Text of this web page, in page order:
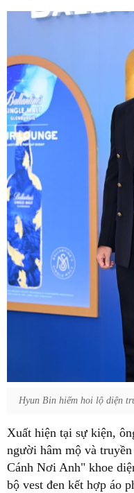
Hyun Bin hiếm hoi lộ diện
Xuất hiện tại sự kiện,
người hâm mộ và
Cánh Nơi Anh" khoe
bộ vest đen kết hợp áo